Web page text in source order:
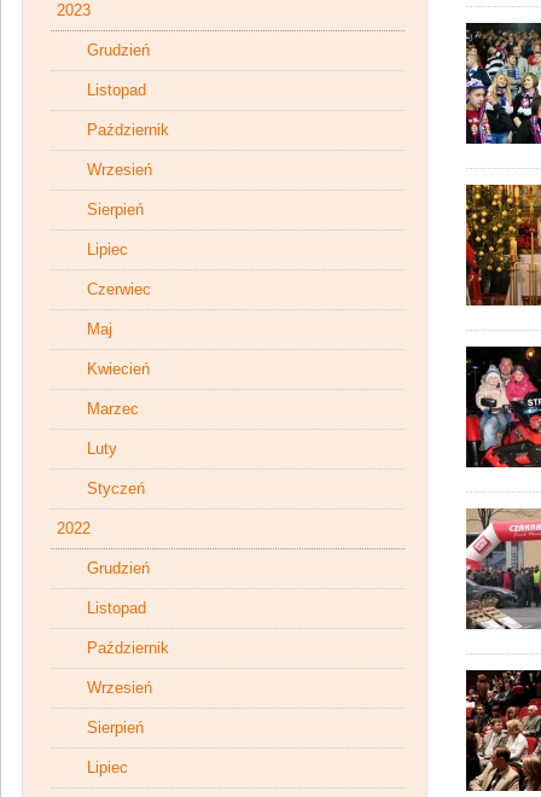
2023
Grudzień
Listopad
Październik
Wrzesień
Sierpień
Lipiec
Czerwiec
Maj
Kwiecień
Marzec
Luty
Styczeń
2022
Grudzień
Listopad
Październik
Wrzesień
Sierpień
Lipiec